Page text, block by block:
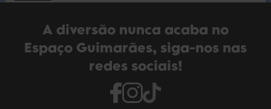
A diversão nunca acaba no
Espaço Guimarães, siga-nos nas
redes sociais!